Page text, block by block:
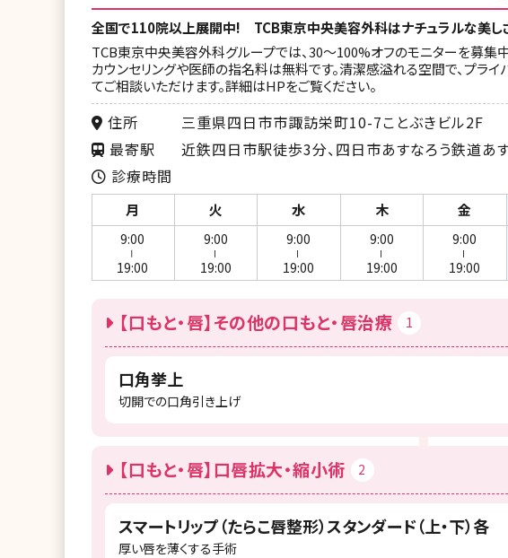
全国で110院以上展開中! TCB東京中央美容外科はナチュラルな美し
TCB東京中央美容外科グループでは、30〜100%オフのモニターを募
カウンセリングや医師の指名料は無料です。清潔感溢れる空間で、プライ
てご相談いただけます。詳細はHPをご覧ください。
住所
三重県四日市市諏訪栄町10-7ことぶきビル2F
最寄駅
近鉄四日市駅徒歩3分、四日市あすなろう鉄道あ
診療時間
月 火 水 木 金
9:00
19:00
9:00
19:00
9:00
19:00
9:00
19:00
9:00
19:00
【口もと・唇】その他の口もと・唇治療 1
口角挙上
切開での口角引き上げ
【口もと・唇】口唇拡大・縮小術 2
スマートリップ（たらこ唇整形）スタンダード（上・下）各
厚い唇を薄くする手術